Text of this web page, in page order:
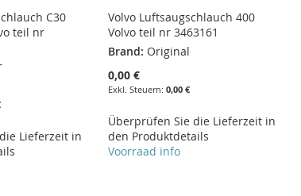
C30
teil nr
Lieferzeit in
Volvo Luftsaugschlauch 400
Volvo teil nr 3463161
Brand: Original
0,00 €
0,00 €
Überprüfen Sie die Lieferzeit in
den Produktdetails
Voorraad info